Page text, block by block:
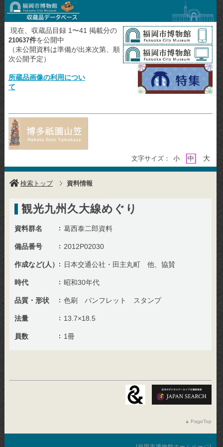
現在、収蔵品目録 1〜41 掲載分の
210637件を公開中
（未公開資料は準備が出来次第、順
次公開予定）
所蔵品画像の利用につい
て
文字サイズ： 小 中 大
検索トップ 資料情報
観光九州久大線めぐり
資料群名 葛西泰二郎資料
備品番号 2012P02030
作成など(人） 日本交通公社・田主丸町 他、協賛
時代 昭和30年代
品質・形状 色刷 パンフレット スタンプ
法量 13.7×18.5
員数 1冊
PageTop